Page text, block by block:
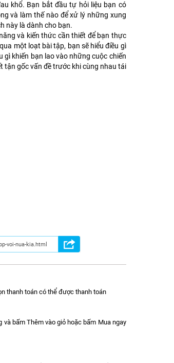
khổ. Bạn bắt đầu tự hỏi liệu bạn có
và làm thế nào để xử lý những xung
này là dành cho bạn.
và kiến thức cần thiết để bạn thực
một loạt bài tập, bạn sẽ hiểu điều gì
gì khiến bạn lao vào những cuộc chiến
tận gốc vấn đề trước khi cùng nhau tái
thanh toán có thể được thanh toán
bấm Thêm vào giỏ hoặc bấm Mua ngay